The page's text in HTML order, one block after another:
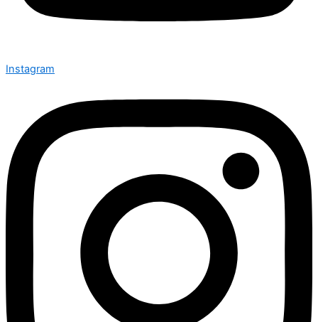
Instagram